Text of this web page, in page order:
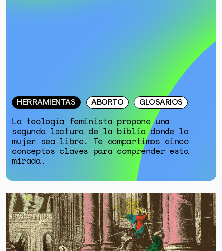
HERRAMIENTAS ABORTO GLOSARIOS
La teología feminista propone una
segunda lectura de la biblia donde la
mujer sea libre. Te compartimos cinco
conceptos claves para comprender esta
mirada.